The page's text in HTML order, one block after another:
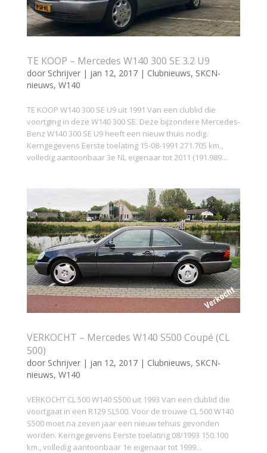
TE KOOP – Mercedes W140 300 SE 3.2 U9
door Schrijver| jan 12, 2017| Clubnieuws, SKCN-
nieuws, W140
TE KOOP W140 300 SE U9 uit 1991 Van een clublid die
voortging in deze W140 300 SE. Deze bijzondere Mercedes-
Benz W140 300 SE U9 heeft een nieuw thuis nodig.
Kerngegevens Eerste toelating 15-08-1991 271.705 km.,
volledig aantoonbaar 3e NL eigenaar tot 2011 (191.989...
VERKOCHT – Mercedes W140 S500 Coupé (CL
500)
door Schrijver| jan 12, 2017| Clubnieuws, SKCN-
nieuws, W140
VERKOCHT CL 500 W140 S500 uit 1993 Van een clublid die
voortgaat in een R129 SL500. Voor de trouwe CL 500 W140
S500 moet na zeven jaar een nieuw tehuis gevonden
worden. Kerngegevens Eerste toelating 08/1993 150.100
km., volledig aantoonbaar 1e eigenaar tot 1999...